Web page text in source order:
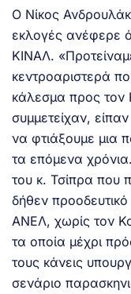
Ο Νίκος
εκλογές ανέφερε
ΚΙΝΑΛ.
κεντροαριστερά
κάλεσμα προς τον
συμμετείχαν,
να φτιάξουμε μια
τα επόμενα
του κ. Τσίπρα που
δήθεν
ΑΝΕΛ, χωρίς τον
τα οποία μέχρι
τους κάνεις
σενάριο